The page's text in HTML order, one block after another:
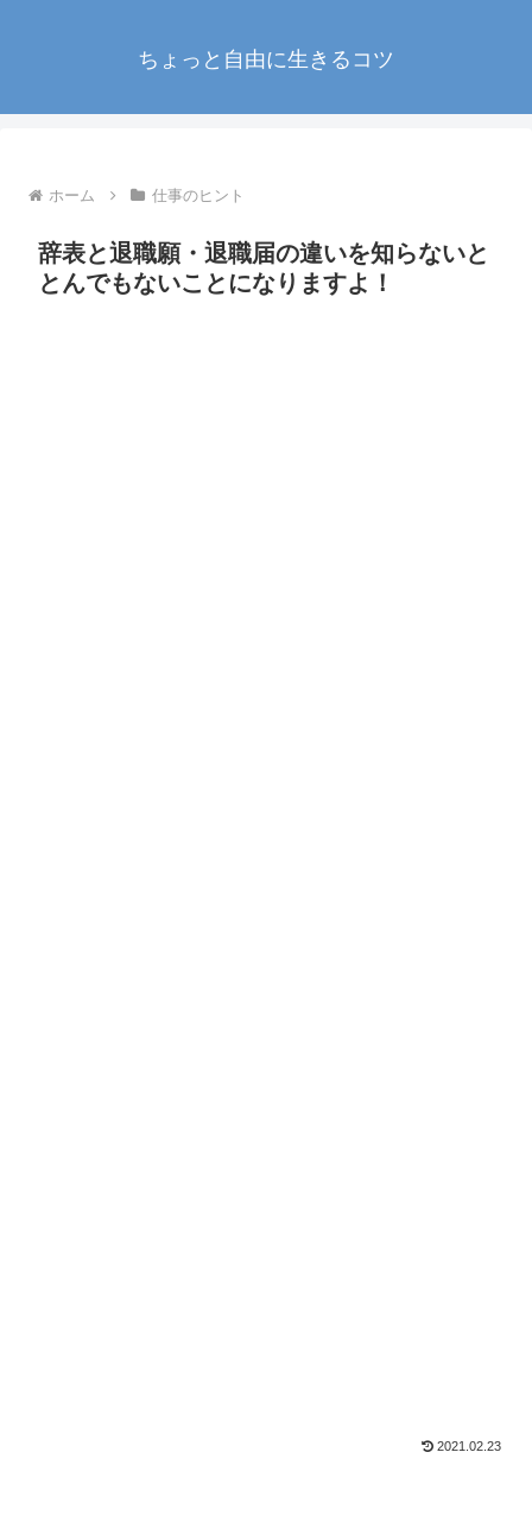
ちょっと自由に生きるコツ
ホーム 仕事のヒント
辞表と退職願・退職届の違いを知らないと
とんでもないことになりますよ！
2021.02.23